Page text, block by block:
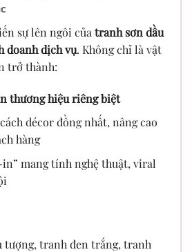
sự lên ngôi của tranh sơn dầu
doanh dịch vụ. Không chỉ là vật
trở thành:
thương hiệu riêng biệt
décor đồng nhất, nâng cao
hàng
in” mang tính nghệ thuật, viral
tượng, tranh đen trắng, tranh